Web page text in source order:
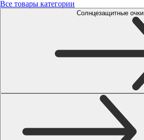
Все товары категории
Солнцезащитные очки